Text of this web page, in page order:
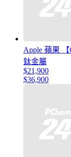
Apple 蘋果 【
鈦金屬
$21,900
$36,900